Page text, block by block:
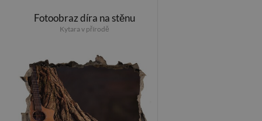
Fotoobraz díra na stěnu
Kytara v přírodě